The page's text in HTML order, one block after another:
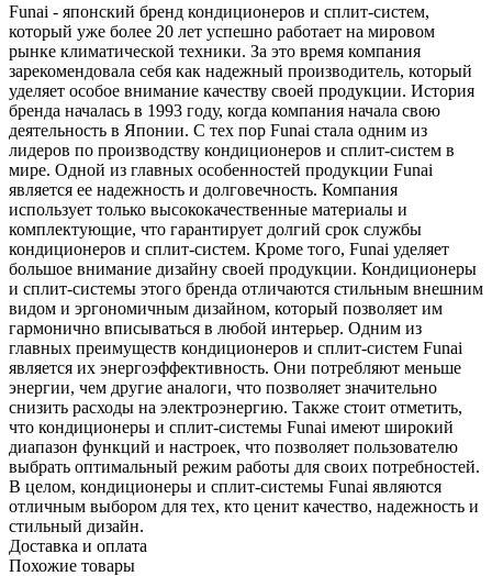
Funai - японский бренд кондиционеров и сплит-систем,
который уже более 20 лет успешно работает на мировом
рынке климатической техники. За это время компания
зарекомендовала себя как надежный производитель, который
уделяет особое внимание качеству своей продукции. История
бренда началась в 1993 году, когда компания начала свою
деятельность в Японии. С тех пор Funai стала одним из
лидеров по производству кондиционеров и сплит-систем в
мире. Одной из главных особенностей продукции Funai
является ее надежность и долговечность. Компания
использует только высококачественные материалы и
комплектующие, что гарантирует долгий срок службы
кондиционеров и сплит-систем. Кроме того, Funai уделяет
большое внимание дизайну своей продукции. Кондиционеры
и сплит-системы этого бренда отличаются стильным внешним
видом и эргономичным дизайном, который позволяет им
гармонично вписываться в любой интерьер. Одним из
главных преимуществ кондиционеров и сплит-систем Funai
является их энергоэффективность. Они потребляют меньше
энергии, чем другие аналоги, что позволяет значительно
снизить расходы на электроэнергию. Также стоит отметить,
что кондиционеры и сплит-системы Funai имеют широкий
диапазон функций и настроек, что позволяет пользователю
выбрать оптимальный режим работы для своих потребностей.
В целом, кондиционеры и сплит-системы Funai являются
отличным выбором для тех, кто ценит качество, надежность и
стильный дизайн.
Доставка и оплата
Похожие товары